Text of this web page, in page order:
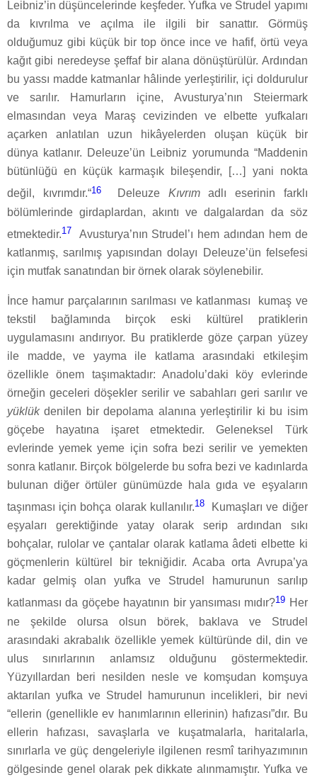
Leibniz’in düşüncelerinde keşfeder. Yufka ve Strudel yapımı
da kıvrılma ve açılma ile ilgili bir sanattır. Görmüş
olduğumuz gibi küçük bir top önce ince ve hafif, örtü veya
kağıt gibi neredeyse şeffaf bir alana dönüştürülür. Ardından
bu yassı madde katmanlar hâlinde yerleştirilir, içi doldurulur
ve sarılır. Hamurların içine, Avusturya’nın Steiermark
elmasından veya Maraş cevizinden ve elbette yufkaları
açarken anlatılan uzun hikâyelerden oluşan küçük bir
dünya katlanır. Deleuze’ün Leibniz yorumunda “Maddenin
bütünlüğü en küçük karmaşık bileşendir, […] yani nokta
değil, kıvrımdır.“16Deleuze Kıvrımadlı eserinin farklı
bölümlerinde girdaplardan, akıntı ve dalgalardan da söz
etmektedir.17 Avusturya’nın Strudel’ı hem adından hem de
katlanmış, sarılmış yapısından dolayı Deleuze’ün felsefesi
için mutfak sanatından bir örnek olarak söylenebilir.
İnce hamur parçalarının sarılması ve katlanması
kumaş ve
tekstil bağlamında birçok eski kültürel pratiklerin
uygulamasını andırıyor. Bu pratiklerde göze çarpan yüzey
ile madde, ve yayma ile katlama arasındaki etkileşim
özellikle önem taşımaktadır: Anadolu’daki köy evlerinde
örneğin geceleri döşekler serilir ve sabahları geri sarılır ve
yüklükdenilen bir depolama alanına yerleştirilir ki bu isim
göçebe hayatına işaret etmektedir. Geleneksel Türk
evlerinde yemek yeme için sofra bezi serilir ve yemekten
sonra katlanır. Birçok bölgelerde bu sofra bezi ve kadınlarda
bulunan diğer örtüler günümüzde hala gıda ve eşyaların
taşınması için bohça olarak kullanılır.18Kumaşları ve diğer
eşyaları gerektiğinde yatay olarak serip ardından sıkı
bohçalar, rulolar ve çantalar olarak katlama âdeti elbette ki
göçmenlerin kültürel bir tekniğidir. Acaba orta Avrupa’ya
kadar gelmiş olan yufka ve Strudel hamurunun sarılıp
katlanması da göçebe hayatının bir yansıması mıdır?19 Her
ne şekilde olursa olsun börek, baklava ve Strudel
arasındaki akrabalık özellikle yemek kültüründe dil, din ve
ulus sınırlarının anlamsız olduğunu göstermektedir.
Yüzyıllardan beri nesilden nesle ve komşudan komşuya
aktarılan yufka ve Strudel hamurunun incelikleri, bir nevi
“ellerin (genellikle ev hanımlarının ellerinin) hafızası”dır. Bu
ellerin hafızası, savaşlarla ve kuşatmalarla, haritalarla,
sınırlarla ve güç dengeleriyle ilgilenen resmî tarihyazımının
gölgesinde genel olarak pek dikkate alınmamıştır. Yufka ve